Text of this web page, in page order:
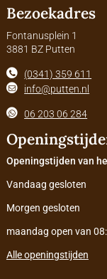
Bezoekadres
Fontanusplein 1
3881 BZ Putten
(0341) 359 611
info@putten.nl
06 203 06 284
Openingstijden van
Vandaag gesloten
Morgen gesloten
maandag open van
Alle openingstijden